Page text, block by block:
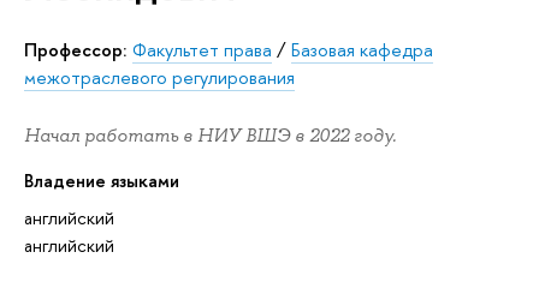
Профессор: Факультет права /Базовая кафедра
межотраслевого регулирования
Начал работать в НИУ ВШЭ в 2022 году.
Владение языками
английский
английский